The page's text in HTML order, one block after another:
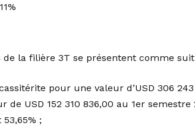
de la filière 3T se présentent comme
pour une valeur d’USD 306
de USD 152 310 836,00 au 1er
;